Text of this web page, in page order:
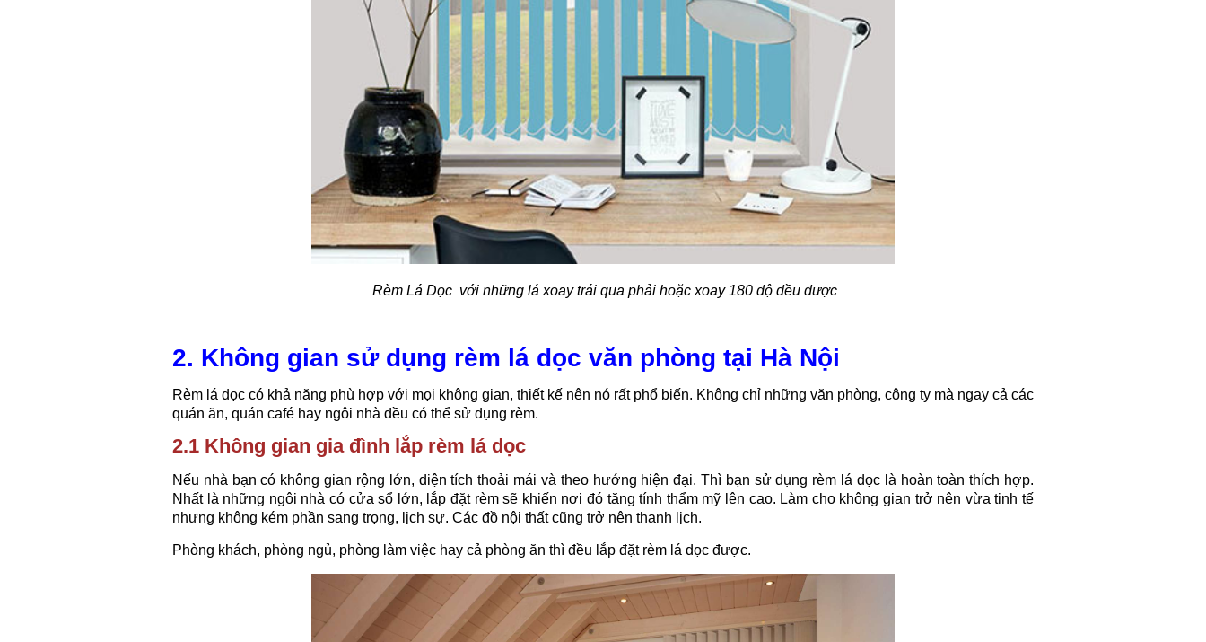
Rèm Lá Dọc với những lá xoay trái qua phải hoặc xoay 180 độ đều được
2. Không gian sử dụng rèm lá dọc văn phòng tại Hà Nội
Rèm lá dọc có khả năng phù hợp với mọi không gian, thiết kế nên nó rất phổ biến. Không chỉ những văn phòng, công ty mà ngay cả các
quán ăn, quán café hay ngôi nhà đều có thể sử dụng rèm.
2.1 Không gian gia đình lắp rèm lá dọc
Nếu nhà bạn có không gian rộng lớn, diện tích thoải mái và theo hướng hiện đại. Thì bạn sử dụng rèm lá dọc là hoàn toàn thích hợp.
Nhất là những ngôi nhà có cửa sổ lớn, lắp đặt rèm sẽ khiến nơi đó tăng tính thẩm mỹ lên cao. Làm cho không gian trở nên vừa tinh tế
nhưng không kém phần sang trọng, lịch sự. Các đồ nội thất cũng trở nên thanh lịch.
Phòng khách, phòng ngủ, phòng làm việc hay cả phòng ăn thì đều lắp đặt rèm lá dọc được.